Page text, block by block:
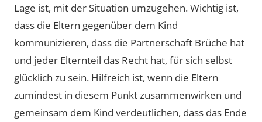
Lage ist, mit der Situation umzugehen. Wichtig ist,
dass die Eltern gegenüber dem Kind
kommunizieren, dass die Partnerschaft Brüche hat
und jeder Elternteil das Recht hat, für sich selbst
glücklich zu sein. Hilfreich ist, wenn die Eltern
zumindest in diesem Punkt zusammenwirken und
gemeinsam dem Kind verdeutlichen, dass das Ende